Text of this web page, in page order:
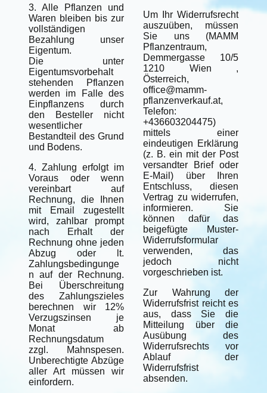
3. Alle Pflanzen und
Waren bleiben bis zur
vollständigen
Bezahlung unser
Eigentum.
Die unter
Eigentumsvorbehalt
stehenden Pflanzen
werden im Falle des
Einpflanzens durch
den Besteller nicht
wesentlicher
Bestandteil des Grund
und Bodens.
4. Zahlung erfolgt im
Voraus oder wenn
vereinbart auf
Rechnung, die Ihnen
mit Email zugestellt
wird, zahlbar prompt
nach Erhalt der
Rechnung ohne jeden
Abzug oder lt.
Zahlungsbedingunge
n auf der Rechnung.
Bei Überschreitung
des Zahlungszieles
berechnen wir 12%
Verzugszinsen je
Monat ab
Rechnungsdatum
zzgl. Mahnspesen.
Unberechtigte Abzüge
aller Art müssen wir
einfordern.
Um Ihr Widerrufsrecht
auszuüben, müssen
Sie uns (MAMM
Pflanzentraum,
Demmergasse 10/5
1210 Wien ,
Österreich,
office@mamm-
pflanzenverkauf.at,
Telefon:
+436603204475)
mittels einer
eindeutigen Erklärung
(z. B. ein mit der Post
versandter Brief oder
E-Mail) über Ihren
Entschluss, diesen
Vertrag zu widerrufen,
informieren. Sie
können dafür das
beigefügte Muster-
Widerrufsformular
verwenden, das
jedoch nicht
vorgeschrieben ist.
Zur Wahrung der
Widerrufsfrist reicht es
aus, dass Sie die
Mitteilung über die
Ausübung des
Widerrufsrechts vor
Ablauf der
Widerrufsfrist
absenden.